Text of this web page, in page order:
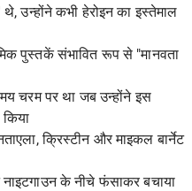
थे, उन्होंने कभी हेरोइन का इस्तेमाल
पुस्तकें संभावित रूप से "मानवता
चरम पर था जब उन्होंने इस
क्रिस्टीन और माइकल बार्नेट
के नीचे फंसाकर बचाया